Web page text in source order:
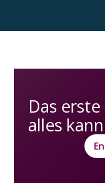
Das
alles